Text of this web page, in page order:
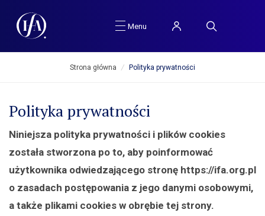
Menu
Strona główna / Polityka prywatności
Polityka prywatności
Niniejsza polityka prywatności i plików cookies
została stworzona po to, aby poinformować
użytkownika odwiedzającego stronę https://ifa.org.pl
o zasadach postępowania z jego danymi osobowymi,
a także plikami cookies w obrębie tej strony.